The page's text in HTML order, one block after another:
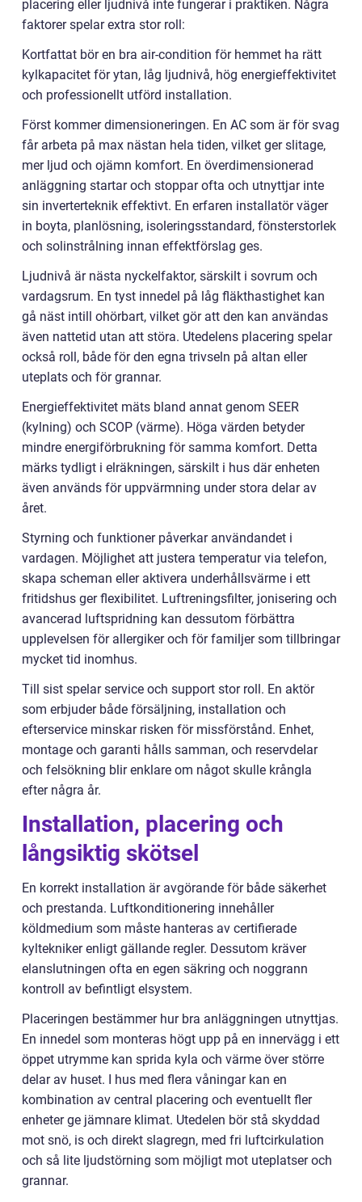
placering eller ljudnivå inte fungerar i praktiken. Några
faktorer spelar extra stor roll:
Kortfattat bör en bra air-condition för hemmet ha rätt
kylkapacitet för ytan, låg ljudnivå, hög energieffektivitet
och professionellt utförd installation.
Först kommer dimensioneringen. En AC som är för svag
får arbeta på max nästan hela tiden, vilket ger slitage,
mer ljud och ojämn komfort. En överdimensionerad
anläggning startar och stoppar ofta och utnyttjar inte
sin inverterteknik effektivt. En erfaren installatör väger
in boyta, planlösning, isoleringsstandard, fönsterstorlek
och solinstrålning innan effektförslag ges.
Ljudnivå är nästa nyckelfaktor, särskilt i sovrum och
vardagsrum. En tyst innedel på låg fläkthastighet kan
gå näst intill ohörbart, vilket gör att den kan användas
även nattetid utan att störa. Utedelens placering spelar
också roll, både för den egna trivseln på altan eller
uteplats och för grannar.
Energieffektivitet mäts bland annat genom SEER
(kylning) och SCOP (värme). Höga värden betyder
mindre energiförbrukning för samma komfort. Detta
märks tydligt i elräkningen, särskilt i hus där enheten
även används för uppvärmning under stora delar av
året.
Styrning och funktioner påverkar användandet i
vardagen. Möjlighet att justera temperatur via telefon,
skapa scheman eller aktivera underhållsvärme i ett
fritidshus ger flexibilitet. Luftreningsfilter, jonisering och
avancerad luftspridning kan dessutom förbättra
upplevelsen för allergiker och för familjer som tillbringar
mycket tid inomhus.
Till sist spelar service och support stor roll. En aktör
som erbjuder både försäljning, installation och
efterservice minskar risken för missförstånd. Enhet,
montage och garanti hålls samman, och reservdelar
och felsökning blir enklare om något skulle krångla
efter några år.
Installation, placering och
långsiktig skötsel
En korrekt installation är avgörande för både säkerhet
och prestanda. Luftkonditionering innehåller
köldmedium som måste hanteras av certifierade
kyltekniker enligt gällande regler. Dessutom kräver
elanslutningen ofta en egen säkring och noggrann
kontroll av befintligt elsystem.
Placeringen bestämmer hur bra anläggningen utnyttjas.
En innedel som monteras högt upp på en innervägg i ett
öppet utrymme kan sprida kyla och värme över större
delar av huset. I hus med flera våningar kan en
kombination av central placering och eventuellt fler
enheter ge jämnare klimat. Utedelen bör stå skyddad
mot snö, is och direkt slagregn, med fri luftcirkulation
och så lite ljudstörning som möjligt mot uteplatser och
grannar.